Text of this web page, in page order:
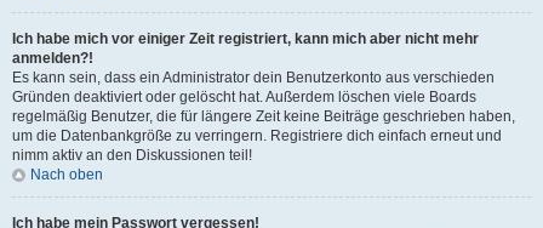
Ich habe mich vor einiger Zeit registriert, kann mich aber nicht mehr
anmelden?!
Es kann sein, dass ein Administrator dein Benutzerkonto aus verschieden
Gründen deaktiviert oder gelöscht hat. Außerdem löschen viele Boards
regelmäßig Benutzer, die für längere Zeit keine Beiträge geschrieben haben,
um die Datenbankgröße zu verringern. Registriere dich einfach erneut und
nimm aktiv an den Diskussionen teil!
Nach oben
Ich habe mein Passwort vergessen!